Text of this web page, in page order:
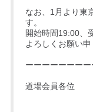
なお、1月より東
す。
開始時間19:00、
よろしくお願い申
ーーーーーーー
道場会